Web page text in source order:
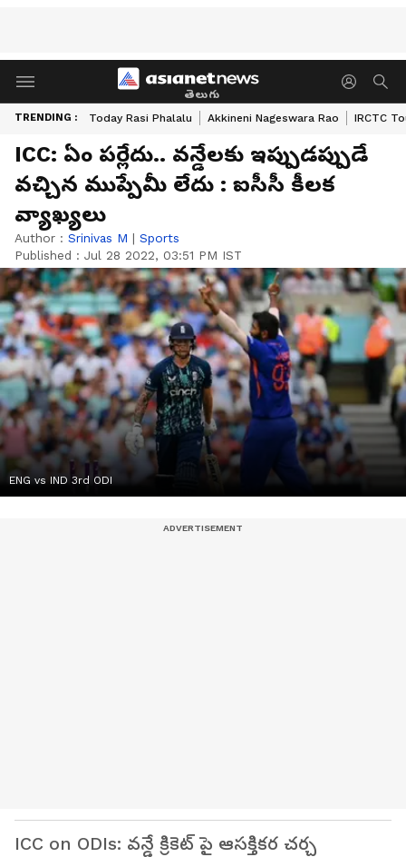
తెలుగు
TRENDING : Today Rasi Phalalu Akkineni Nageswara Rao IRCTC
ICC: ఏం పర్లేదు.. వన్డేలకు ఇప్పుడప్పుడే
వచ్చిన ముప్పేమీ లేదు : ఐసీసీ కీలక
వ్యాఖ్యలు
Author : Srinivas M | Sports
Published : Jul 28 2022, 03:51 PM IST
ENG vs IND 3rd ODI
ICC on ODIs: వన్డే క్రికెట్ పై ఆసక్తికర చర్చ